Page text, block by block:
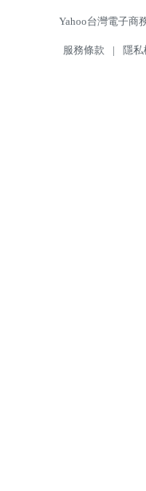
Yahoo台灣電子商
服務條款 | 隱私